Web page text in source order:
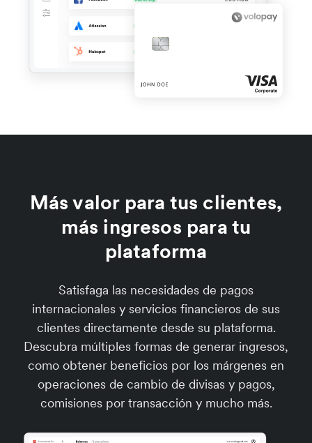
Más valor para tus clientes,
más ingresos para tu
plataforma
Satisfaga las necesidades de pagos
internacionales y servicios financieros de sus
clientes directamente desde su plataforma.
Descubra múltiples formas de generar ingresos,
como obtener beneficios por los márgenes en
operaciones de cambio de divisas y pagos,
comisiones por transacción y mucho más.